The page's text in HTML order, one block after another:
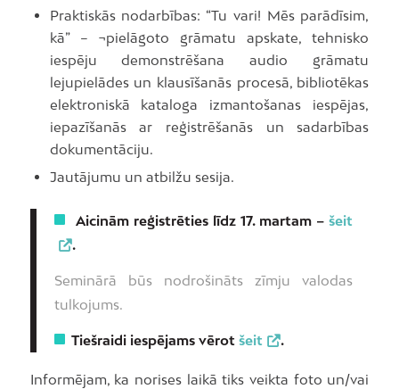
Praktiskās nodarbības: “Tu vari! Mēs parādīsim,
kā” – ¬pielāgoto grāmatu apskate, tehnisko
iespēju demonstrēšana audio grāmatu
lejupielādes un klausīšanās procesā, bibliotēkas
elektroniskā kataloga izmantošanas iespējas,
iepazīšanās ar reģistrēšanās un sadarbības
dokumentāciju.
Jautājumu un atbilžu sesija.
Aicinām reģistrēties līdz 17. martam – šeit
.
Seminārā būs nodrošināts zīmju valodas
tulkojums.
Tiešraidi iespējams vērotšeit .
Informējam, ka norises laikā tiks veikta foto un/vai